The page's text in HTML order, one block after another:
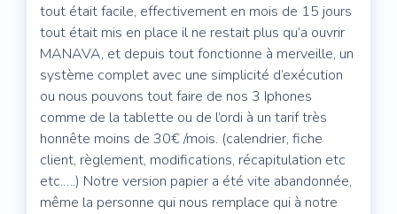
tout était facile, effectivement en mois de 15 jours
tout était mis en place il ne restait plus qu’a ouvrir
MANAVA, et depuis tout fonctionne à merveille, un
système complet avec une simplicité d’exécution
ou nous pouvons tout faire de nos 3 Iphones
comme de la tablette ou de l’ordi à un tarif très
honnête moins de 30€ /mois. (calendrier, fiche
client, règlement, modifications, récapitulation etc
etc.….) Notre version papier a été vite abandonnée,
même la personne qui nous remplace qui à notre